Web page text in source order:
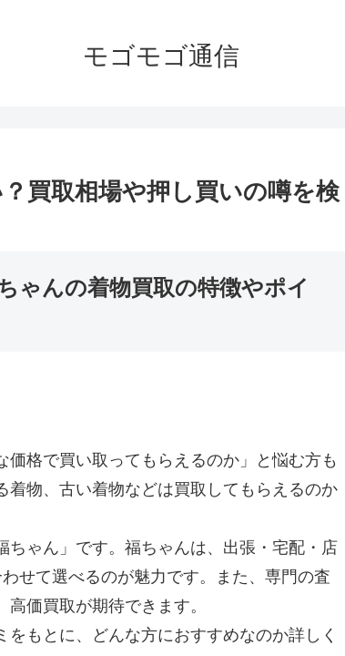
モゴモゴ通信
買取相場や押し買いの噂を検
ゃんの着物買取の特徴やポイ
格で買い取ってもらえるのか」と悩む方も
物、古い着物などは買取してもらえるのか
ゃん」です。福ちゃんは、出張・宅配・店
せて選べるのが魅力です。また、専門の査
価買取が期待できます。
もとに、どんな方におすすめなのか詳しく